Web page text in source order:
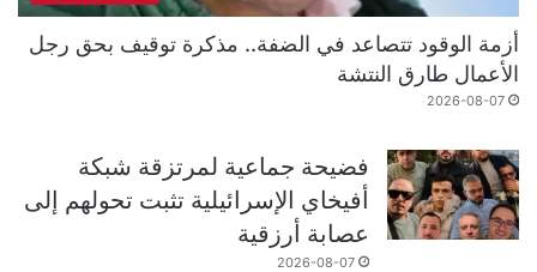
أزمة الوقود تتصاعد في الضفة.. مذكرة توقيف بحق رجل
الأعمال طارق النتشة
2026-08-07
فضيحة جماعية لمرتزقة شبكة
أفيخاي الإسرائيلية تثبت تحولهم إلى
عصابة أرزقية
2026-08-07